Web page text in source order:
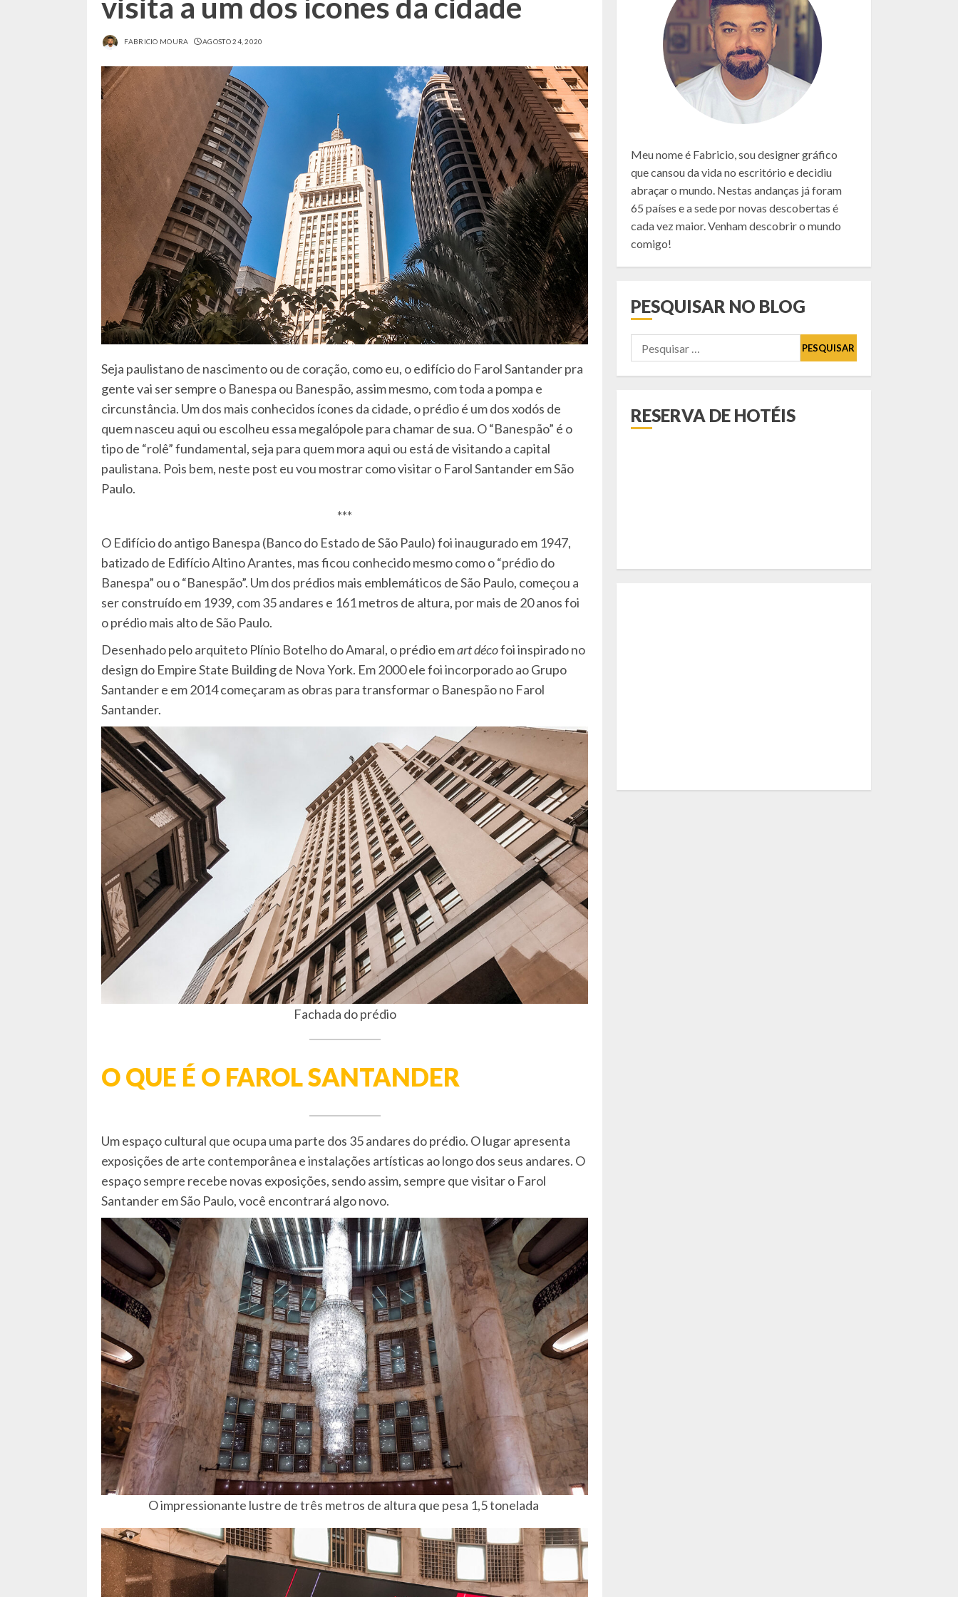
visita a um dos ícones da cidade
FABRICIO MOURA AGOSTO 24, 2020
Seja paulistano de nascimento ou de coração, como eu, o edifício do Farol Santander pra
gente vai ser sempre o Banespa ou Banespão, assim mesmo, com toda a pompa e
circunstância. Um dos mais conhecidos ícones da cidade, o prédio é um dos xodós de
quem nasceu aqui ou escolheu essa megalópole para chamar de sua. O “Banespão” é o
tipo de “rolê” fundamental, seja para quem mora aqui ou está de visitando a capital
paulistana. Pois bem, neste post eu vou mostrar como visitar o Farol Santander em São
Paulo.
***
O Edifício do antigo Banespa (Banco do Estado de São Paulo) foi inaugurado em 1947,
batizado de Edifício Altino Arantes, mas ficou conhecido mesmo como o “prédio do
Banespa” ou o “Banespão”. Um dos prédios mais emblemáticos de São Paulo, começou a
ser construído em 1939, com 35 andares e 161 metros de altura, por mais de 20 anos foi
o prédio mais alto de São Paulo.
Desenhado pelo arquiteto Plínio Botelho do Amaral, o prédio emart décofoi inspirado no
design do Empire State Building de Nova York. Em 2000 ele foi incorporado ao Grupo
Santander e em 2014 começaram as obras para transformar o Banespão no Farol
Santander.
Fachada do prédio
O QUE É O FAROL SANTANDER
Um espaço cultural que ocupa uma parte dos 35 andares do prédio. O lugar apresenta
exposições de arte contemporânea e instalações artísticas ao longo dos seus andares. O
espaço sempre recebe novas exposições, sendo assim, sempre que visitar o Farol
Santander em São Paulo, você encontrará algo novo.
O impressionante lustre de três metros de altura que pesa 1,5 tonelada
Meu nome é Fabricio, sou designer gráfico
que cansou da vida no escritório e decidiu
abraçar o mundo. Nestas andanças já foram
65 países e a sede por novas descobertas é
cada vez maior. Venham descobrir o mundo
comigo!
PESQUISAR NO BLOG
Pesquisar
por:
RESERVA DE HOTÉIS